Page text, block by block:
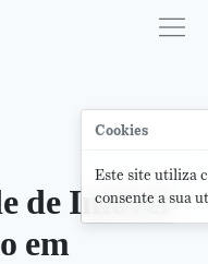
de Imóvel
em
Cookies
Este site utiliza
consente a sua